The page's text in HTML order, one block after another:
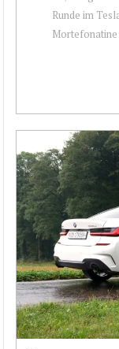
Runde im
Mortefonatine